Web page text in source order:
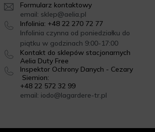
Formularz kontaktowy
email: sklep@aelia.pl
Infolinia: +48 22 270 72 77
Infolinia czynna od poniedziałku do
piątku w godzinach 9:00-17:00
Kontakt do sklepów stacjonarnych
Aelia Duty Free
Inspektor Ochrony Danych - Cezary
Siemion:
+48 22 572 32 99
email: iodo@lagardere-tr.pl